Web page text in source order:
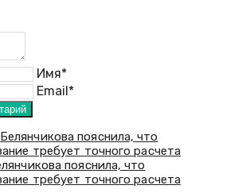
Имя*
Email*
пояснила, что
требует точного расчета